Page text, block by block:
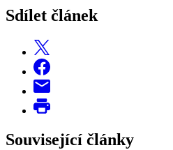
Sdílet článek
Související články